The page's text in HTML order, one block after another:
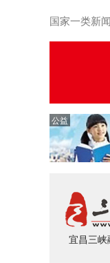
国家一类新
公益
宜昌三